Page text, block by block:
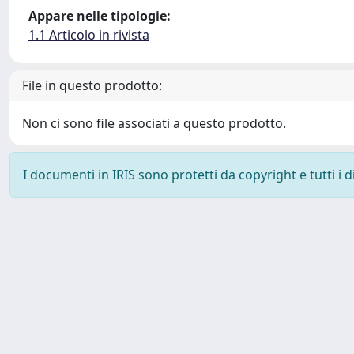
Appare nelle tipologie:
1.1 Articolo in rivista
File in questo prodotto:
Non ci sono file associati a questo prodotto.
I documenti in IRIS sono protetti da copyright e tutti i